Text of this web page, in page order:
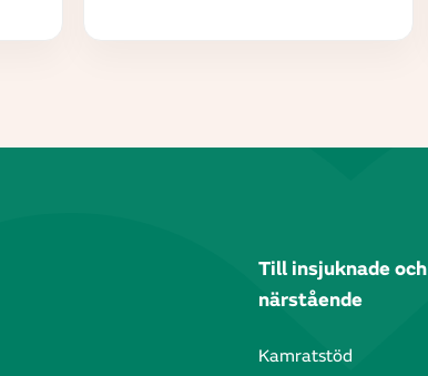
Till insjuknade och
närstående
Kamratstöd